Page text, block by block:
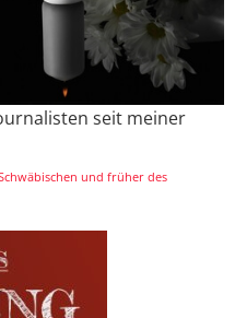
seit meiner
und früher des